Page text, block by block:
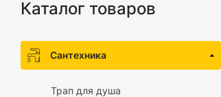
Каталог товаров
Сантехника
Трап для душа